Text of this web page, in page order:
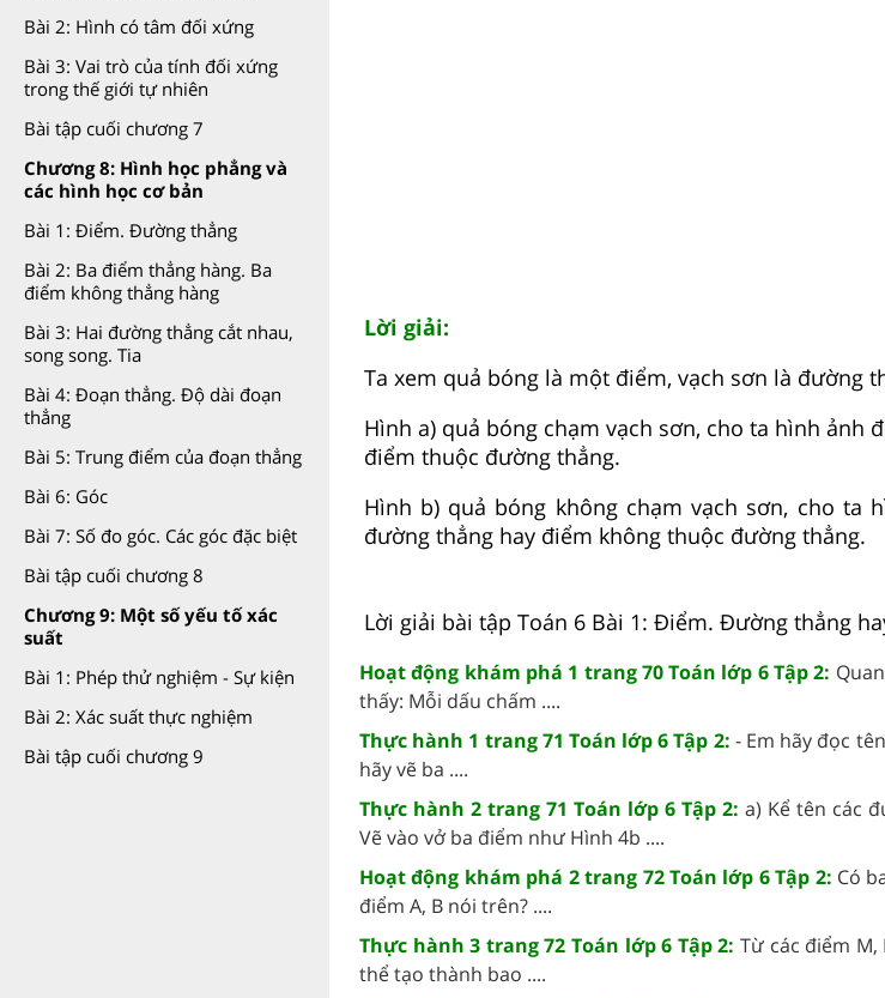
Bài 2: Hình có tâm đối xứng
Bài 3: Vai trò của tính đối xứng
trong thế giới tự nhiên
Bài tập cuối chương 7
Chương 8: Hình học phẳng và
các hình học cơ bản
Bài 1: Điểm. Đường thẳng
Bài 2: Ba điểm thẳng hàng. Ba
điểm không thẳng hàng
Bài 3: Hai đường thẳng cắt nhau,
song song. Tia
Bài 4: Đoạn thẳng. Độ dài đoạn
thẳng
Bài 5: Trung điểm của đoạn thẳng
Bài 6: Góc
Bài 7: Số đo góc. Các góc đặc biệt
Bài tập cuối chương 8
Chương 9: Một số yếu tố xác
suất
Bài 1: Phép thử nghiệm - Sự kiện
Bài 2: Xác suất thực nghiệm
Bài tập cuối chương 9
Lời giải:
Ta xem quả bóng là một điểm, vạch sơn là đường
Hình a) quả bóng chạm vạch sơn, cho ta hình ảnh
điểm thuộc đường thẳng.
Hình b) quả bóng không chạm vạch sơn, cho ta
đường thẳng hay điểm không thuộc đường thẳng.
Lời giải bài tập Toán 6 Bài 1: Điểm. Đường thẳng
Hoạt động khám phá 1 trang 70 Toán lớp 6 Tập 2:
thấy: Mỗi dấu chấm ....
Thực hành 1 trang 71 Toán lớp 6 Tập 2: - Em hãy đọc
hãy vẽ ba ....
Thực hành 2 trang 71 Toán lớp 6 Tập 2: a) Kể tên các
Vẽ vào vở ba điểm như Hình 4b ....
Hoạt động khám phá 2 trang 72 Toán lớp 6 Tập 2: Có
điểm A, B nói trên? ....
Thực hành 3 trang 72 Toán lớp 6 Tập 2: Từ các điểm
thể tạo thành bao ....